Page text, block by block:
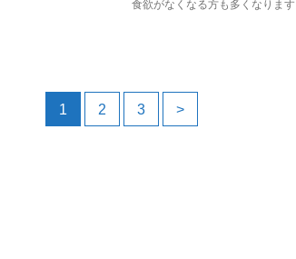
食欲がなくなる方も多くなりま
1 2 3 >